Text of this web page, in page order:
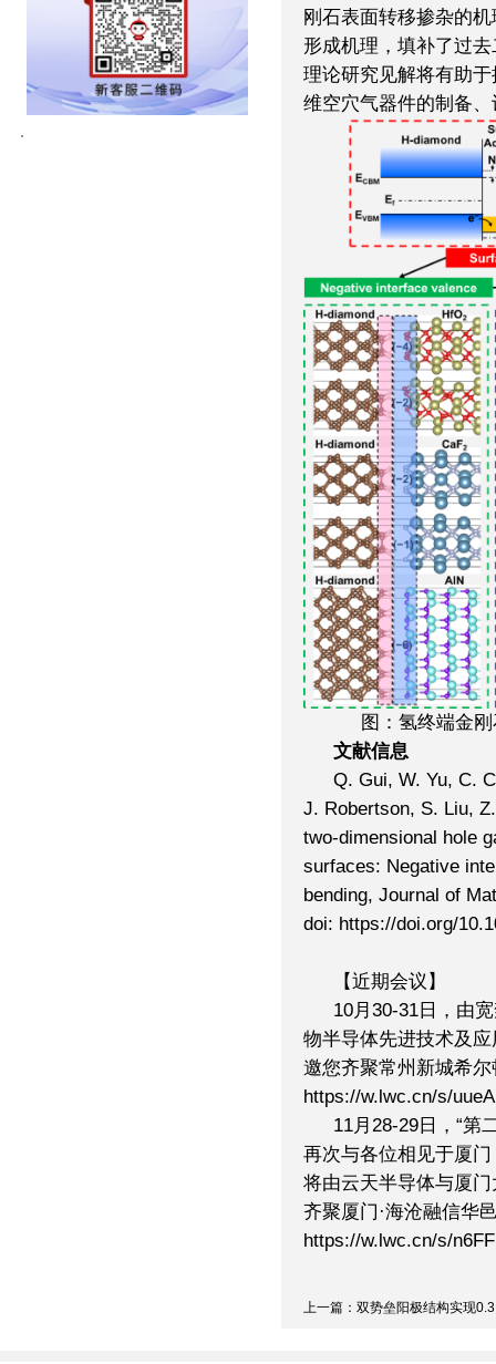
刚石表面转移掺杂的
形成机理，填补了过
理论研究见解将有助
维空穴气器件的制备
图：氢终端金
文献信息
Q. Gui, W. Yu, C.
J. Robertson, S. Liu,
two-dimensional hole
surfaces: Negative
bending, Journal of
doi: https://doi.org/
【近期会议】
10月30-31日，由
物半导体先进技术及
邀您齐聚常州新城希
https://w.lwc.cn/s/
11月28-29日，“第
再次与各位相见于厦
将由云天半导体与厦
齐聚厦门·海沧融信华
https://w.lwc.cn/s/
上一篇：双势垒阳极结构实现